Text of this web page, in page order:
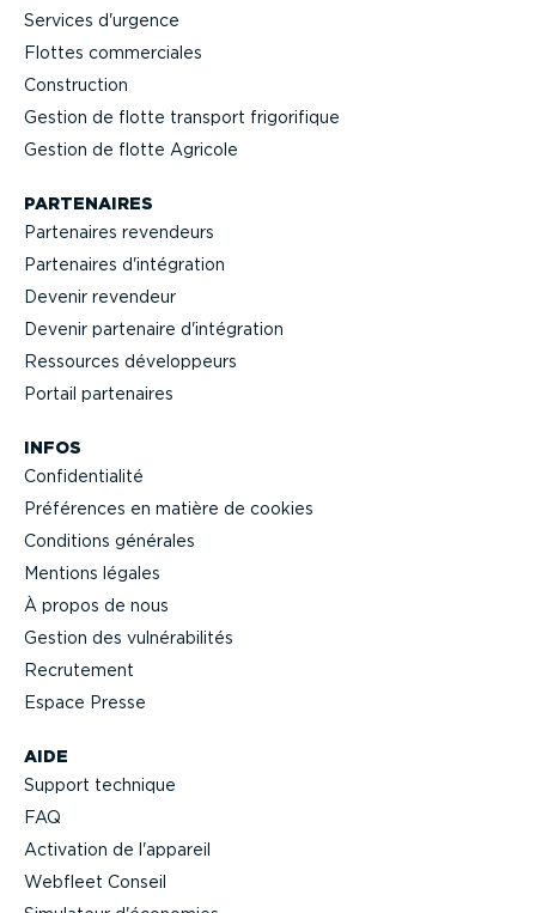
Services d'urgence
Flottes commer­ciales
Construction
Gestion de flotte transport frigo­ri­fique
Gestion de flotte Agricole
AIDE
Support technique
FAQ
Activation de l'appareil
Webfleet Conseil
PARTENAIRES
Partenaires revendeurs
Partenaires d'intégration
Devenir revendeur
Devenir partenaire d'intégration
Ressources dévelop­peurs
Portail partenaires
INFOS
Confi­den­tialité
Préférences en matière de cookies
Conditions générales
Mentions légales
À propos de nous
Gestion des vulné­ra­bi­lités
Recrutement
Espace Presse